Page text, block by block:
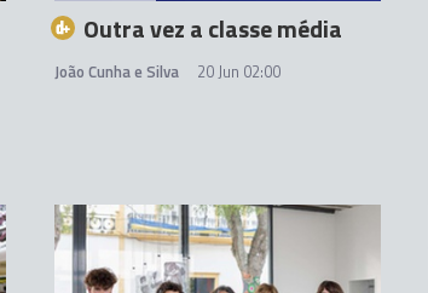
Outra vez a classe média
João Cunha e Silva 20 Jun 02:00